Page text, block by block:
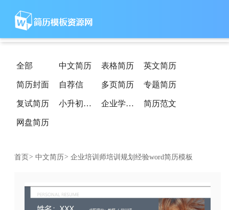
全部 中文简历 表格简历 英文简历
简历封面 自荐信 多页简历 专题简历
复试简历 小升初简历 企业学校简历 简历范文
网盘简历
首页 > 中文简历> 企业培训师培训规划经验word简历模板